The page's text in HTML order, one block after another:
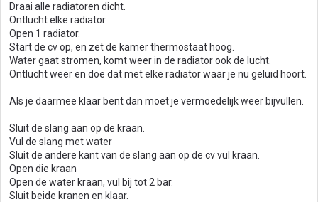
Draai alle radiatoren dicht.
Ontlucht elke radiator.
Open 1 radiator.
Start de cv op, en zet de kamer thermostaat hoog.
Water gaat stromen, komt weer in de radiator ook de lucht.
Ontlucht weer en doe dat met elke radiator waar je nu geluid hoort.
Als je daarmee klaar bent dan moet je vermoedelijk weer bijvullen.
Sluit de slang aan op de kraan.
Vul de slang met water
Sluit de andere kant van de slang aan op de cv vul kraan.
Open die kraan
Open de water kraan, vul bij tot 2 bar.
Sluit beide kranen en klaar.